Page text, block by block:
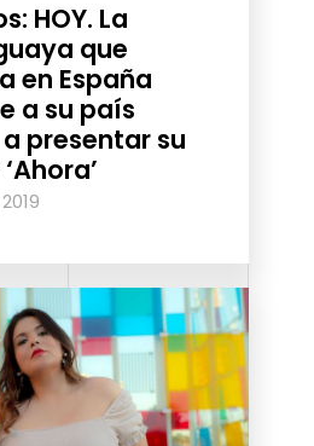
HOY. La
que
en España
a su país
presentar su